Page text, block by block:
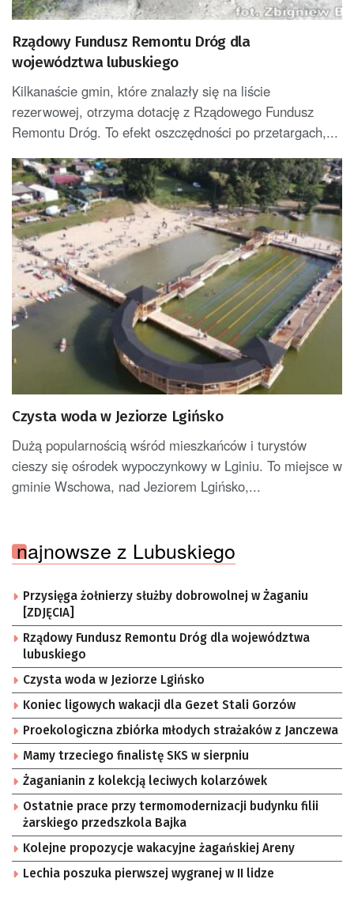
Rządowy Fundusz Remontu Dróg dla
województwa lubuskiego
Kilkanaście gmin, które znalazły się na liście
rezerwowej, otrzyma dotację z Rządowego Fundusz
Remontu Dróg. To efekt oszczędności po przetargach,...
Czysta woda w Jeziorze Lgińsko
Dużą popularnością wśród mieszkańców i turystów
cieszy się ośrodek wypoczynkowy w Lginiu. To miejsce w
gminie Wschowa, nad Jeziorem Lgińsko,...
najnowsze z Lubuskiego
Przysięga żołnierzy służby dobrowolnej w Żaganiu
[ZDJĘCIA]
Rządowy Fundusz Remontu Dróg dla województwa
lubuskiego
Czysta woda w Jeziorze Lgińsko
Koniec ligowych wakacji dla Gezet Stali Gorzów
Proekologiczna zbiórka młodych strażaków z Janczewa
Mamy trzeciego finalistę SKS w sierpniu
Żaganianin z kolekcją leciwych kolarzówek
Ostatnie prace przy termomodernizacji budynku filii
żarskiego przedszkola Bajka
Kolejne propozycje wakacyjne żagańskiej Areny
Lechia poszuka pierwszej wygranej w II lidze